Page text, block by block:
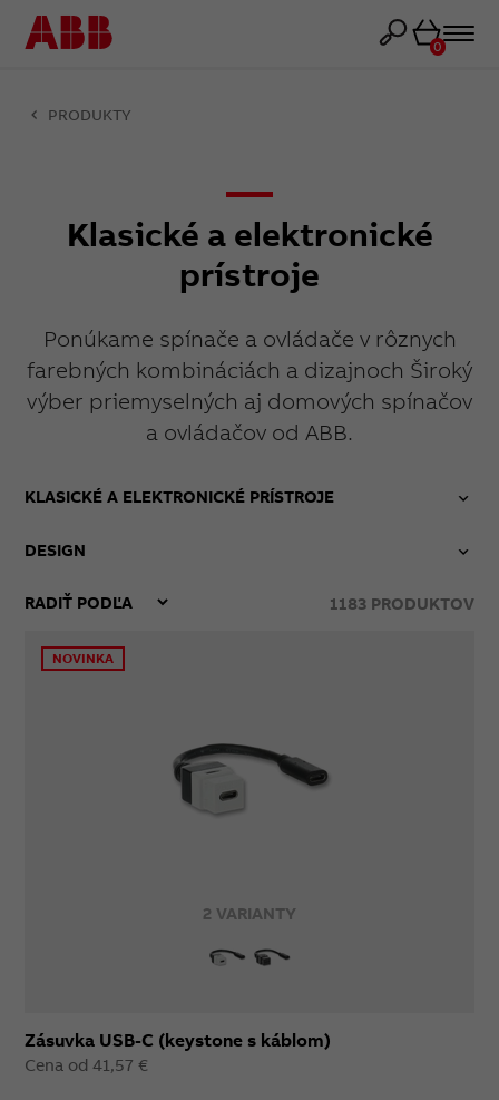
Košík
0
PRODUKTY
Klasické a elektronické
prístroje
Ponúkame spínače a ovládače v rôznych
farebných kombináciách a dizajnoch Široký
výber priemyselných aj domových spínačov
a ovládačov od ABB.
KLASICKÉ A ELEKTRONICKÉ PRÍSTROJE
DESIGN
1183PRODUKTOV
2 VARIANTY
NOVINKA
Zásuvka USB-C (keystone s káblom)
Cena od 41,57 €